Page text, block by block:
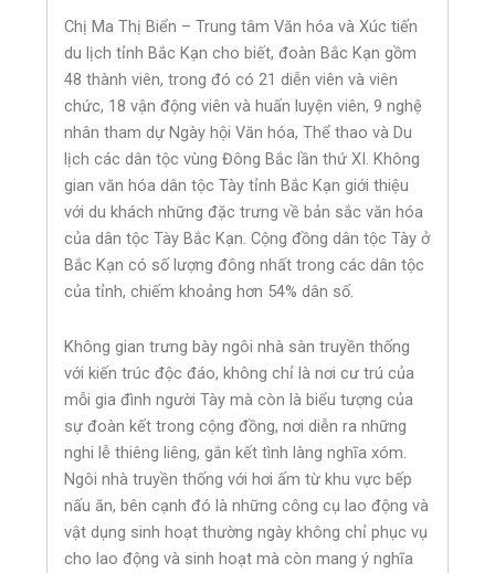
Chị Ma Thị Biển – Trung tâm Văn hóa và Xúc tiến
du lịch tỉnh Bắc Kạn cho biết, đoàn Bắc Kạn gồm
48 thành viên, trong đó có 21 diễn viên và viên
chức, 18 vận động viên và huấn luyện viên, 9 nghệ
nhân tham dự Ngày hội Văn hóa, Thể thao và Du
lịch các dân tộc vùng Đông Bắc lần thứ XI. Không
gian văn hóa dân tộc Tày tỉnh Bắc Kạn giới thiệu
với du khách những đặc trưng về bản sắc văn hóa
của dân tộc Tày Bắc Kạn. Cộng đồng dân tộc Tày ở
Bắc Kạn có số lượng đông nhất trong các dân tộc
của tỉnh, chiếm khoảng hơn 54% dân số.
Không gian trưng bày ngôi nhà sàn truyền thống
với kiến trúc độc đáo, không chỉ là nơi cư trú của
mỗi gia đình người Tày mà còn là biểu tượng của
sự đoàn kết trong cộng đồng, nơi diễn ra những
nghi lễ thiêng liêng, gắn kết tình làng nghĩa xóm.
Ngôi nhà truyền thống với hơi ấm từ khu vực bếp
nấu ăn, bên cạnh đó là những công cụ lao động và
vật dụng sinh hoạt thường ngày không chỉ phục vụ
cho lao động và sinh hoạt mà còn mang ý nghĩa